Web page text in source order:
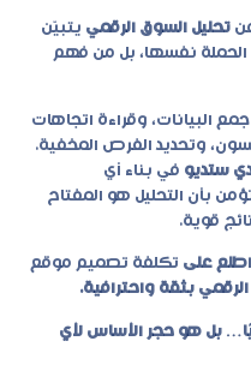
تحليل السوق الرقمي يتبيّن
الحملة نفسها، بل من فهم
البيانات، وقراءة اتجاهات
وتحديد الفرص المخفية.
ستديو في بناء أي
بأن التحليل هو المفتاح
قوية.
على تكلفة تصميم موقع
بثقة واحترافية.
بل هو حجر الأساس لأي